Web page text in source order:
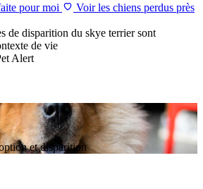
pour moi
Voir les chiens perdus près
de disparition du skye terrier sont
de vie
Alert
et disparition